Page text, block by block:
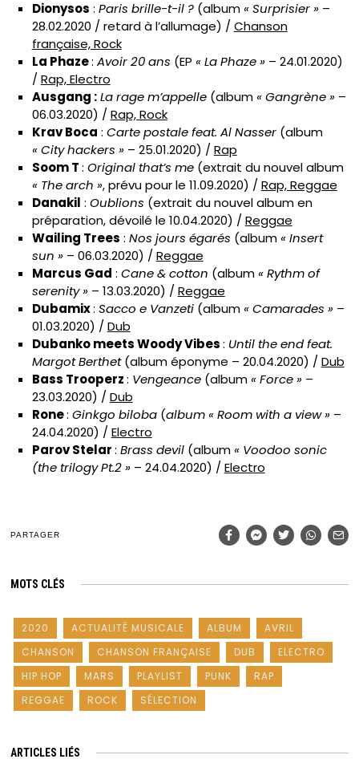
Dionysos : Paris brille-t-il ?(album« Surprisier »–
28.02.2020 / retard à l’allumage) /Chanson
française, Rock
La Phaze: Avoir 20 ans (EP « La Phaze »– 24.01.2020)
/Rap, Electro
Ausgang : La rage m’appelle(album« Gangrène »–
06.03.2020) /Rap, Rock
Krav Boca : Carte postale feat. Al Nasser(album
« City hackers »– 25.01.2020) /Rap
Soom T: Original that’s me (extrait du nouvel album
« The arch », prévu pour le 11.09.2020) /Rap, Reggae
Danakil : Oublions (extrait du nouvel album en
préparation, dévoilé le 10.04.2020) /Reggae
Wailing Trees : Nos jours égarés (album« Insert
sun »– 06.03.2020) /Reggae
Marcus Gad : Cane & cotton (album« Rythm of
serenity »– 13.03.2020) /Reggae
Dubamix: Sacco e Vanzeti(album« Camarades »–
01.03.2020) /Dub
Dubanko meets Woody Vibes: Until the end feat.
Margot Berthet(album éponyme – 20.04.2020) /Dub
Bass Trooperz: Vengeance(album« Force »–
23.03.2020) /Dub
Rone: Ginkgo biloba (album « Room with a view »–
24.04.2020) /Electro
Parov Stelar: Brass devil(album« Voodoo sonic
(the trilogy Pt.2 »– 24.04.2020) /Electro
PARTAGER
MOTS CLÉS
2020 ACTUALITÉ MUSICALE ALBUM
AVRIL
CHANSON
CHANSON FRANÇAISE DUB
ELECTRO
HIP HOP
MARS PLAYLIST PUNK
RAP
REGGAE
ROCK SÉLECTION
ARTICLES LIÉS